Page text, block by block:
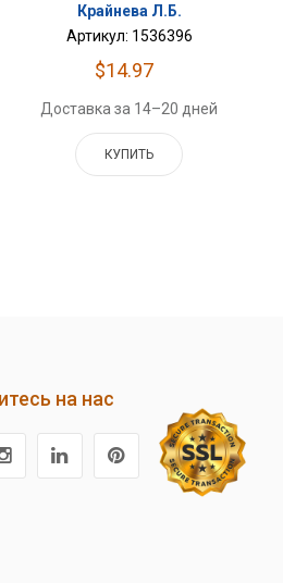
Крайнева Л.Б.
Артикул: 1536396
$14.97
Доставка за 14–20 дней
КУПИТЬ
на нас